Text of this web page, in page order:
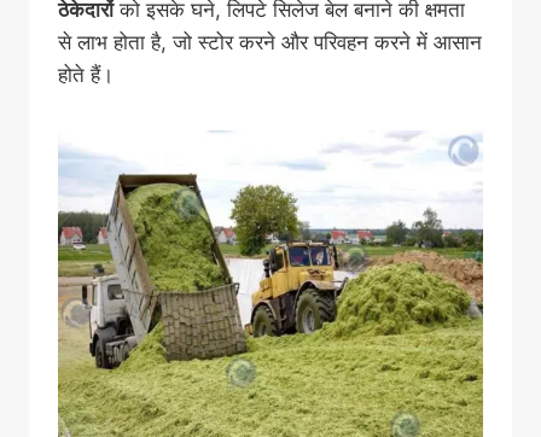
ठेकेदारोंको इसके घने, लिपटे सिलेज बेल बनाने की क्षमता
से लाभ होता है, जो स्टोर करने और परिवहन करने में आसान
होते हैं।